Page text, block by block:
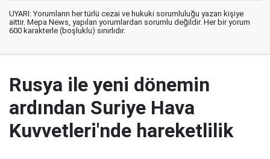
UYARI: Yorumların her türlü cezai ve hukuki sorumluluğu yazan kişiye
aittir. Mepa News, yapılan yorumlardan sorumlu değildir. Her bir yorum
600 karakterle (boşluklu) sınırlıdır.
Rusya ile yeni dönemin
ardından Suriye Hava
Kuvvetleri'nde hareketlilik